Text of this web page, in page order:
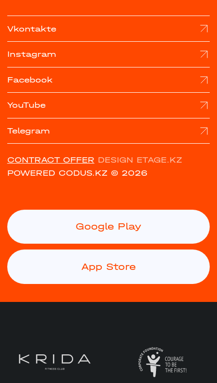
Vkontakte
Instagram
Facebook
YouTube
Telegram
CONTRACT OFFER DESIGN ETAGE.KZ
POWERED CODUS.KZ © 2026
Google Play
App Store